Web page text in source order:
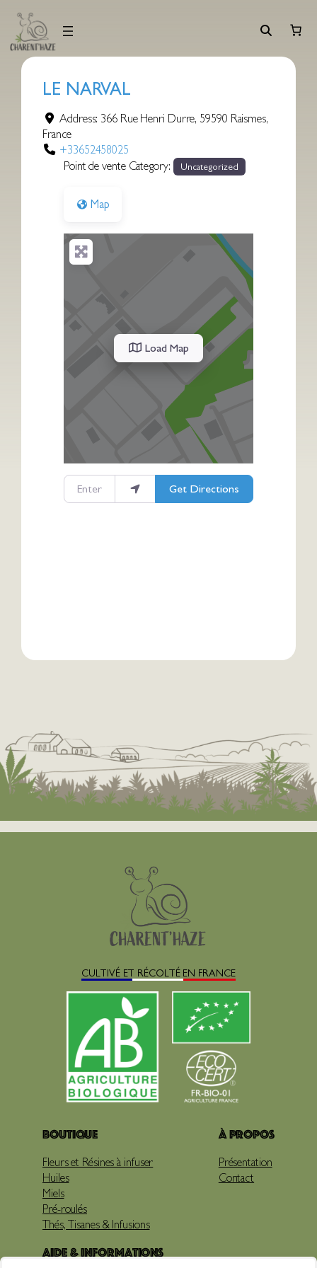
contenu
LE NARVAL
Address: 366 Rue Henri Durre, 59590 Raismes,
France
+33652458025
Point de vente Category:
Uncategorized
Map
Load Map
Enter your location
Get Directions
CULTIVÉ ET RÉCOLTÉ EN FRANCE
Boutique
Fleurs et Résines à infuser
Huiles
Miels
Pré-roulés
Thés, Tisanes & Infusions
À propos
Présentation
Contact
Aide & Informations